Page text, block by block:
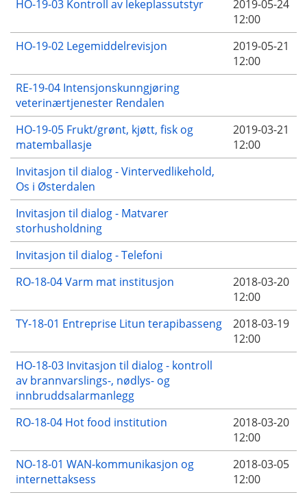
HO-19-03 Kontroll av lekeplassutstyr
2019-05-24
12:00
HO-19-02 Legemiddelrevisjon
2019-05-21
12:00
RE-19-04 Intensjonskunngjøring
veterinærtjenester Rendalen
HO-19-05 Frukt/grønt, kjøtt, fisk og
matemballasje
2019-03-21
12:00
Invitasjon til dialog - Vintervedlikehold,
Os i Østerdalen
Invitasjon til dialog - Matvarer
storhusholdning
Invitasjon til dialog - Telefoni
RO-18-04 Varm mat institusjon
2018-03-20
12:00
TY-18-01 Entreprise Litun terapibasseng
2018-03-19
12:00
HO-18-03 Invitasjon til dialog - kontroll
av brannvarslings-, nødlys- og
innbruddsalarmanlegg
RO-18-04 Hot food institution
2018-03-20
12:00
NO-18-01 WAN-kommunikasjon og
internettaksess
2018-03-05
12:00